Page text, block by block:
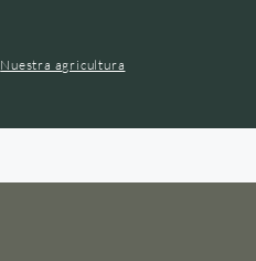
Nuestra agricultura